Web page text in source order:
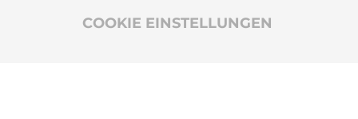
COOKIE EINSTELLUNGEN